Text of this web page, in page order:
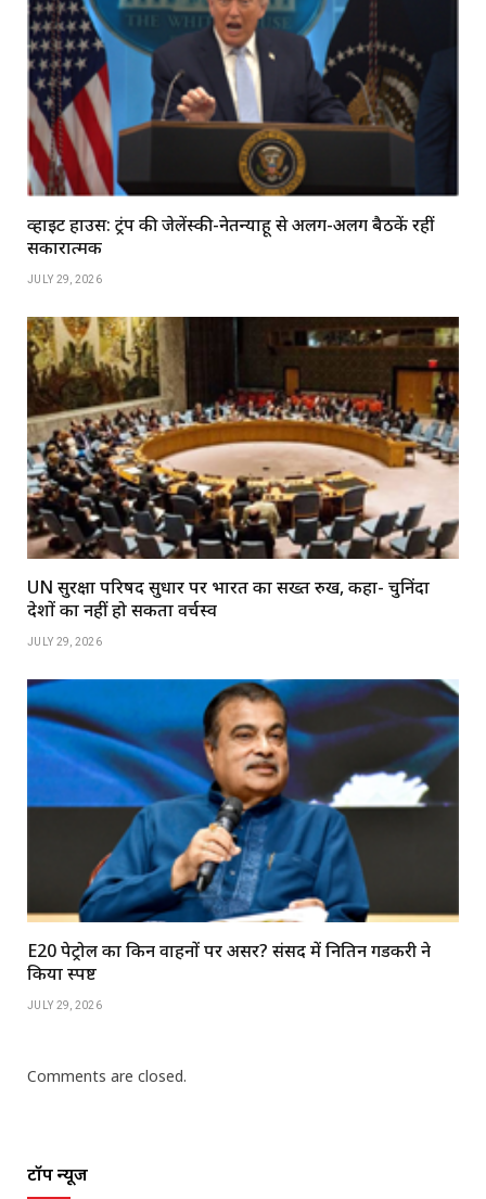
व्हाइट हाउस: ट्रंप की जेलेंस्की-नेतन्याहू से अलग-अलग बैठकें रहीं
सकारात्मक
JULY 29, 2026
UN सुरक्षा परिषद सुधार पर भारत का सख्त रुख, कहा- चुनिंदा
देशों का नहीं हो सकता वर्चस्व
JULY 29, 2026
E20 पेट्रोल का किन वाहनों पर असर? संसद में नितिन गडकरी ने
किया स्पष्ट
JULY 29, 2026
Comments are closed.
टॉप न्यूज